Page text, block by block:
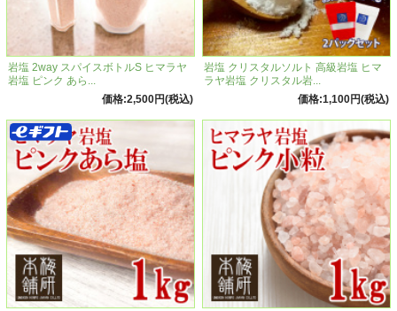
岩塩 2way スパイスボトルS ヒマラヤ
岩塩 ピンク あら...
価格:2,500円(税込)
岩塩 クリスタルソルト 高級岩塩 ヒマ
ラヤ岩塩 クリスタル岩...
価格:1,100円(税込)